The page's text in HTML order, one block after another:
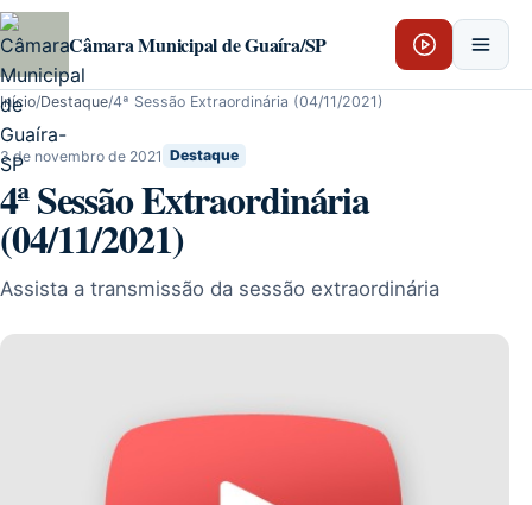
Pular para o conteúdo
Câmara Municipal de Guaíra/SP
Início/Destaque/4ª Sessão Extraordinária (04/11/2021)
3 de novembro de 2021 Destaque
4ª Sessão Extraordinária
(04/11/2021)
Assista a transmissão da sessão extraordinária